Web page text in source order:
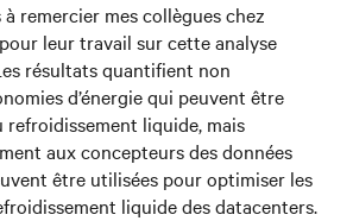
remercier mes collègues chez
leur travail sur cette analyse
résultats quantifient non
d’énergie qui peuvent être
refroidissement liquide, mais
aux concepteurs des données
être utilisées pour optimiser les
liquide des datacenters.